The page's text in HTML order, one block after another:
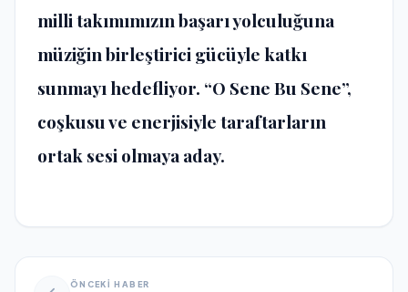
milli takımımızın başarı yolculuğuna
müziğin birleştirici gücüyle katkı
sunmayı hedefliyor. “O Sene Bu Sene”,
coşkusu ve enerjisiyle taraftarların
ortak sesi olmaya aday.
ÖNCEKİ HABER